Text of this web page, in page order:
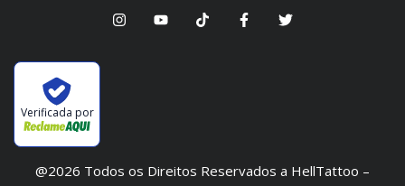
Verificada por
@2026 Todos os Direitos Reservados a HellTattoo –